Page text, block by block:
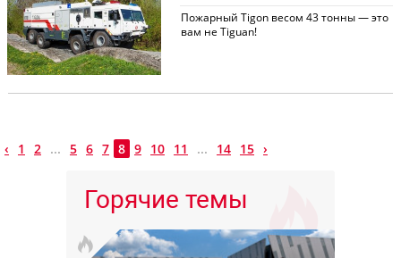
Пожарный Tigon весом 43 тонны — это
вам не Tiguan!
‹ 1 2 ... 5 6 7 8 9 10 11 ... 14 15 ›
Горячие темы